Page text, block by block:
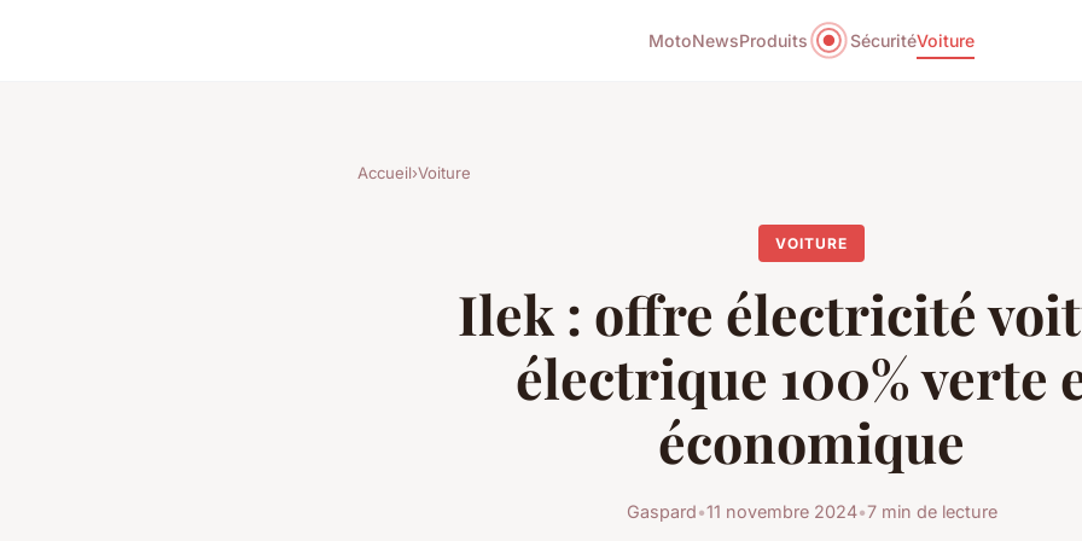
MotoNewsProduits SécuritéVoiture
Accueil›Voiture
VOITURE
Ilek : offre électricité
électrique 100% verte
économique
Gaspard•11 novembre 2024•7 min de lecture